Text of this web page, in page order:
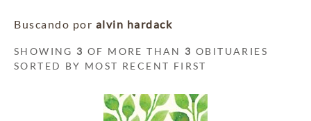
Buscando por alvin hardack
SHOWING 3 OF MORE THAN 3 OBITUARIES
SORTED BY MOST RECENT FIRST